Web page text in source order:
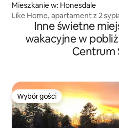
Mieszkanie w: Honesdale
Like Home, apartament z 2
Honesdale, Pensylwania
Inne świetne
wakacyjne w
Centrum
Wybór gości
Wybór gości